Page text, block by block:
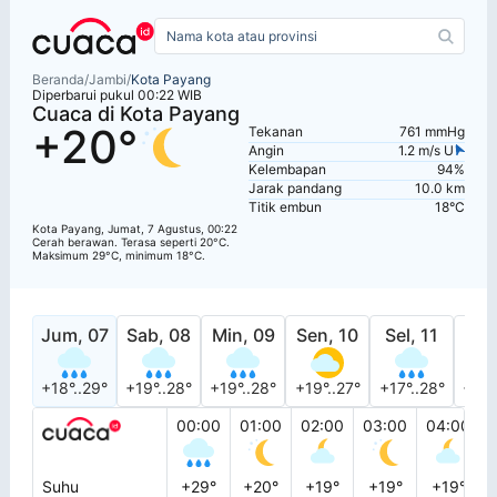
Beranda/Jambi/Kota Payang
Diperbarui pukul 00:22 WIB
Cuaca di Kota Payang
+20°
Kota Payang, Jumat, 7 Agustus, 00:22
Cerah berawan. Terasa seperti 20°C.
Maksimum 29°C, minimum 18°C.
Tekanan
761 mmHg
Angin
1.2 m/s U
Kelembapan
94%
Jarak pandang
10.0 km
Titik embun
18°C
Jum, 07
+18°..29°
Sab, 08
+19°..28°
Min, 09
+19°..28°
Sen, 10
+19°..27°
Sel, 11
+17°..28°
00:00
01:00 02:00 03:00 04:00
Suhu +29° +20° +19° +19° +19°